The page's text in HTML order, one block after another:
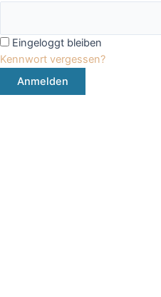
Eingeloggt bleiben
Kennwort vergessen?